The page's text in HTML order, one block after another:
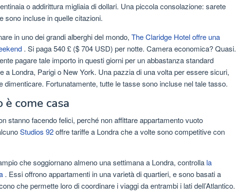
o addirittura migliaia di dollari. Una piccola consolazione: sarete
sono incluse in quelle citazioni.
in uno dei grandi alberghi del mondo, The Claridge Hotel offre una
. Si paga 540 £ ($ 704 USD) per notte. Camera economica? Quasi.
pagare tale importo in questi giorni per un abbastanza standard
a Londra, Parigi o New York. Una pazzia di una volta per essere sicuri,
dimenticare. Fortunatamente, tutte le tasse sono incluse nel tale tasso.
è come casa
stanno facendo felici, perché non affittare appartamento vuoto
Studios 92offre tariffe a Londra che a volte sono competitive con
che soggiornano almeno una settimana a Londra, controlla la
. Essi offrono appartamenti in una varietà di quartieri, e sono basati a
che permette loro di coordinare i viaggi da entrambi i lati dell’Atlantico.